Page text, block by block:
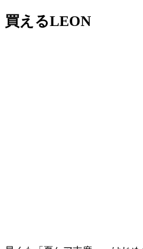
買えるLEON